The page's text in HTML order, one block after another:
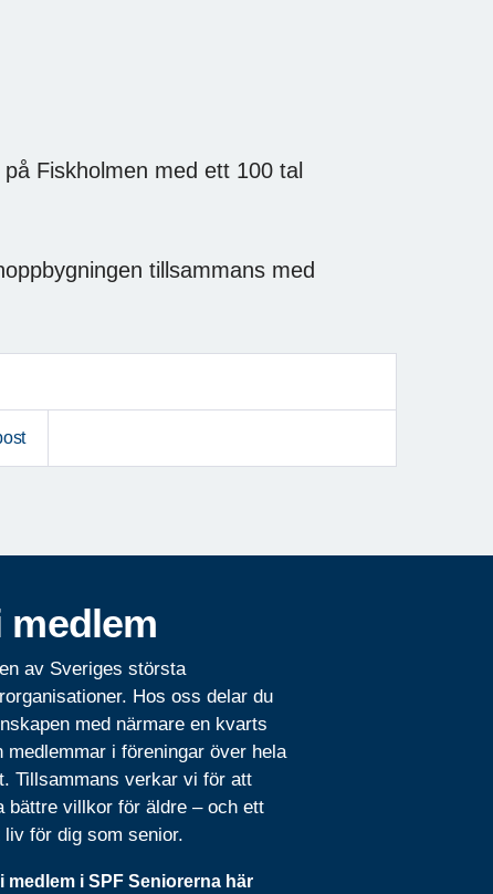
Fiskholmen med ett 100 tal
tillsammans med
medlem
av Sveriges största
Hos oss delar du
med närmare en kvarts
medlemmar i föreningar över hela
Tillsammans verkar vi för att
bättre villkor för äldre – och ett
för dig som senior.
medlem i SPF Seniorerna här